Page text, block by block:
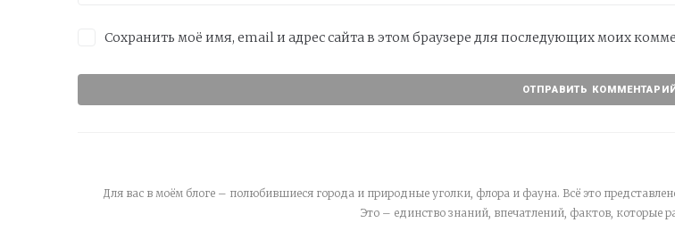
Сохранить моё имя, email и адрес сайта в этом браузере для последующих моих
Для вас в моём блоге – полюбившиеся города и природные уголки, флора и фауна. Всё это
Это – единство знаний, впечатлений, фактов,